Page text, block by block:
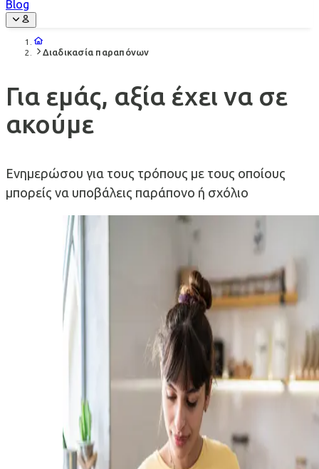
Blog
Διαδικασία παραπόνων
Για εμάς, αξία έχει να σε
ακούμε
Ενημερώσου για τους τρόπους με τους οποίους
μπορείς να υποβάλεις παράπονο ή σχόλιο